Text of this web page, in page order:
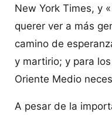
New York Times, y
querer ver a más
camino de
y martirio; y para
Oriente Medio
A pesar de la